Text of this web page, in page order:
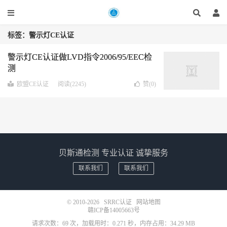
标签：警示灯CE认证
警示灯CE认证做LVD指令2006/95/EEC检
测
欧盟CE认证 阅读(2245) 赞(0)
贝斯通检测 专业认证 诚挚服务
联系我们 联系我们
© 2010-2026 SRRC认证
网站地图
赣ICP备14005663号
请求次数：69 次，加载用时：0.271 秒，内存占用：34.29 MB